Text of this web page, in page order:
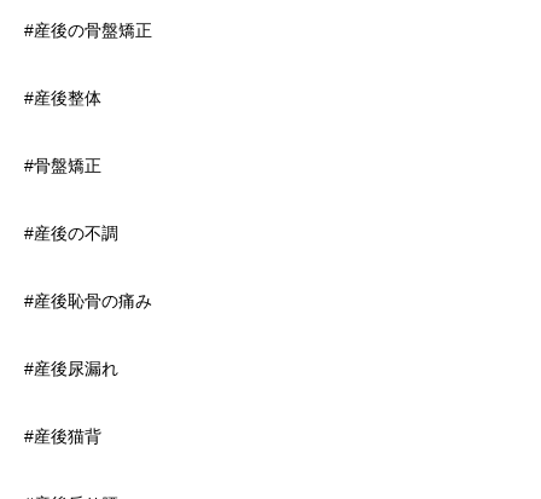
#産後の骨盤矯正
#産後整体
#骨盤矯正
#産後の不調
#産後恥骨の痛み
#産後尿漏れ
#産後猫背